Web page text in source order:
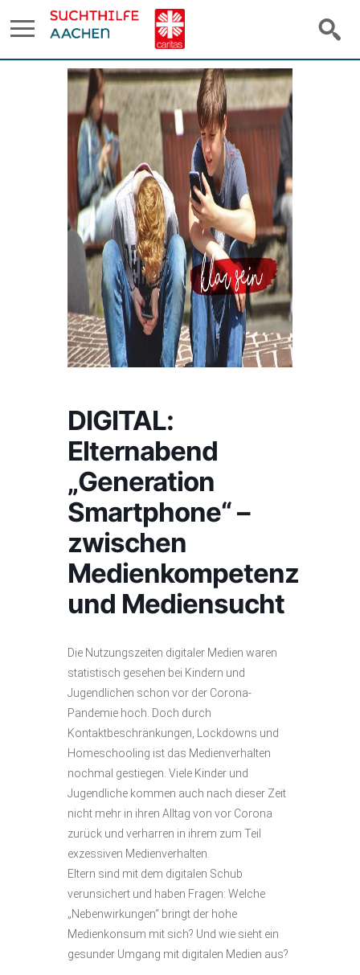
DIGITAL:
Elternabend
„Generation
Smartphone“ –
zwischen
Medienkompetenz
und Mediensucht
Die Nutzungszeiten digitaler Medien waren
statistisch gesehen bei Kindern und
Jugendlichen schon vor der Corona-
Pandemie hoch. Doch durch
Kontaktbeschränkungen, Lockdowns und
Homeschooling ist das Medienverhalten
nochmal gestiegen. Viele Kinder und
Jugendliche kommen auch nach dieser Zeit
nicht mehr in ihren Alltag von vor Corona
zurück und verharren in ihrem zum Teil
exzessiven Medienverhalten.
Eltern sind mit dem digitalen Schub
verunsichert und haben Fragen: Welche
„Nebenwirkungen“ bringt der hohe
Medienkonsum mit sich? Und wie sieht ein
gesunder Umgang mit digitalen Medien aus?